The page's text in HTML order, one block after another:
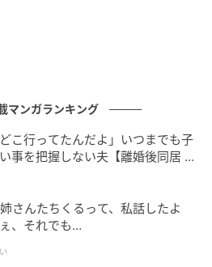
の幸せな時間につながってい
投稿者さんにとって大きな励
。青年が家族とドーナツを囲
花を咲かせる様子まで想像で
。
を買うだけでも素敵な話です
けたお気に入りの味だったと
マンガランキング
どこ行ってたんだよ」いつまでも子
事を把握しない夫【離婚後同居 Vo
さんたちくるって、私話したよ
、それでも…